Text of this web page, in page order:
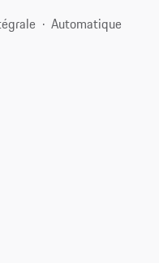
Automatique